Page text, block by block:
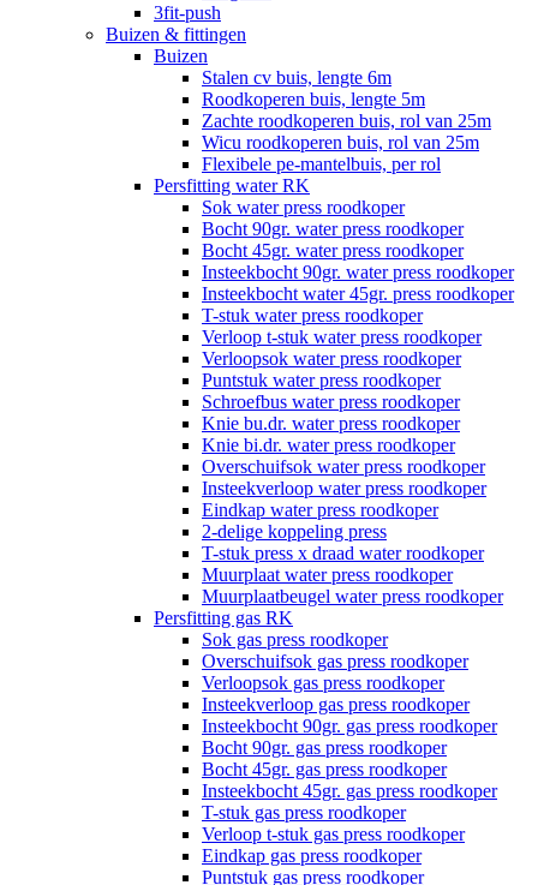
3fit-push
Buizen & fittingen
Buizen
Stalen cv buis, lengte 6m
Roodkoperen buis, lengte 5m
Zachte roodkoperen buis, rol van 25m
Wicu roodkoperen buis, rol van 25m
Flexibele pe-mantelbuis, per rol
Persfitting water RK
Sok water press roodkoper
Bocht 90gr. water press roodkoper
Bocht 45gr. water press roodkoper
Insteekbocht 90gr. water press roodkoper
Insteekbocht water 45gr. press roodkoper
T-stuk water press roodkoper
Verloop t-stuk water press roodkoper
Verloopsok water press roodkoper
Puntstuk water press roodkoper
Schroefbus water press roodkoper
Knie bu.dr. water press roodkoper
Knie bi.dr. water press roodkoper
Overschuifsok water press roodkoper
Insteekverloop water press roodkoper
Eindkap water press roodkoper
2-delige koppeling press
T-stuk press x draad water roodkoper
Muurplaat water press roodkoper
Muurplaatbeugel water press roodkoper
Persfitting gas RK
Sok gas press roodkoper
Overschuifsok gas press roodkoper
Verloopsok gas press roodkoper
Insteekverloop gas press roodkoper
Insteekbocht 90gr. gas press roodkoper
Bocht 90gr. gas press roodkoper
Bocht 45gr. gas press roodkoper
Insteekbocht 45gr. gas press roodkoper
T-stuk gas press roodkoper
Verloop t-stuk gas press roodkoper
Eindkap gas press roodkoper
Puntstuk gas press roodkoper